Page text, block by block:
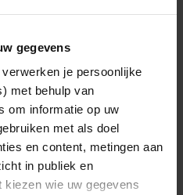
gegevens
verwerken je persoonlijke
met behulp van
om informatie op uw
met als doel
en content, metingen aan
in publiek en
wie uw gegevens
DAM